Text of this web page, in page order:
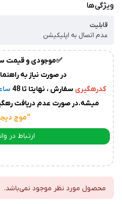
ارسال
به
پست سفارشات،بین
1
کاریمی
باشد.
عدم
کدرهگیریاز
سوی
پست،جهت
ویژگی‌ها
قابلیت
عدم اتصال به اپلیکیشن
✅موجودی و قیمت
در صورت نیاز به
کدرهگیری سفارش ، نهایتا تا 48
میشه.در صورت عدم دریافت
“موج
ارتباط در
محصول مورد نظر موجود نمی‌باشد.